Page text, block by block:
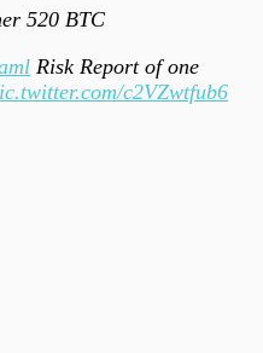
520 BTC
Risk Report of one
c2VZwtfub6